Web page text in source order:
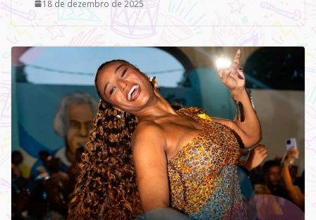
18 de dezembro de 2025